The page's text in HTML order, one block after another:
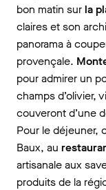
bon matin surla
claires et son
panorama à
provençale.
pour admirer un
champs d’olivier,
couveront d’une
Pour le déjeuner,
Baux, au
artisanale aux
produits de la